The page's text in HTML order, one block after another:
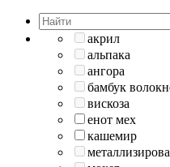
акрил
альпака
ангора
бамбук
вискоза
енот мех
кашемир